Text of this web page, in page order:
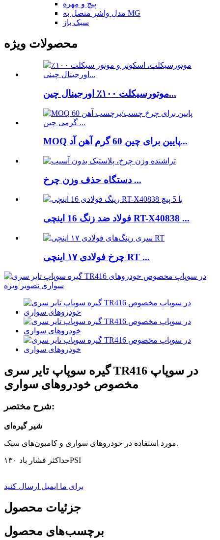
پیچ و مهره
مدل واشر متصل به MG
سبک باز
محصولات ویژه
موتورسیکلت ۱۰۰٪ اورجینال چین...
MOQ پایین برای چین 60 گرم آهن آد...
دستگاه حذف وزن چرخ ...
فولاد ضد زنگ 16 اینچی RT-X40838 ...
چرخ فولادی ۱۷ اینچی RT ...
گیره سوپاپ تایر سری TR416 در سوپاپ
مخصوص خودروهای سواری
شرح مختصر:
شیر گیره‌ای
مورد استفاده در خودروهای سواری و کامیون‌های سبک.
حداکثر فشار باد ۱۳۰PSI
برای ما ایمیل ارسال کنید
جزئیات محصول
برچسب‌های محصول